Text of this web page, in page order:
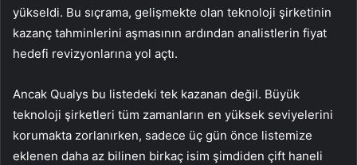
yükseldi. Bu sıçrama, gelişmekte olan teknoloji şirketinin
kazanç tahminlerini aşmasının ardından analistlerin fiyat
hedefi revizyonlarına yol açtı.
Ancak Qualys bu listedeki tek kazanan değil. Büyük
teknoloji şirketleri tüm zamanların en yüksek seviyelerini
korumakta zorlanırken, sadece üç gün önce listemize
eklenen daha az bilinen birkaç isim şimdiden çift haneli